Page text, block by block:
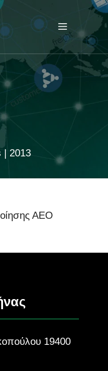
Menu
| 2013
ΑΕΟ
19400